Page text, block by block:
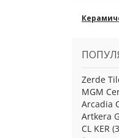
Zerde
MGM
Arcadia
Artkera
CL KER